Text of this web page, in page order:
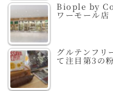
Biople by
ワーモール店
グルテンフリ
て注目第3の